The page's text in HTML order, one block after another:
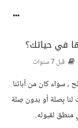
في حياتك؟
قبل 7 سنوات
، سواء كان من آبائنا
بِصلة أو بدون صِلة
منطق لقبوله.